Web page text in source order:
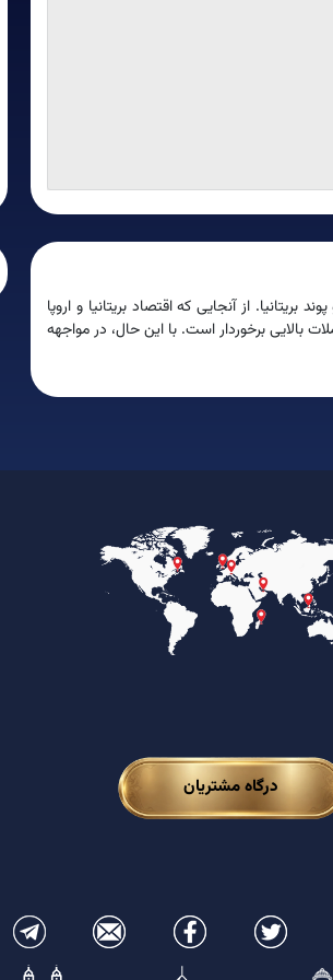
از آنجایی که اقتصاد بریتانیا و اروپا
با این حال، در مواجهه
درگاه مشتریان